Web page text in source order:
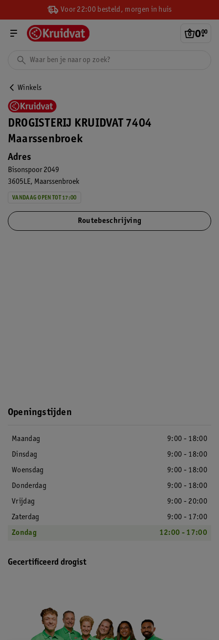
Voor 22:00 besteld, morgen in huis
0.
00
Winkels
DROGISTERIJ KRUIDVAT 7404
Maarssenbroek
Adres
Bisonspoor 2049
3605LE Maarssenbroek
VANDAAG OPEN TOT 17:00
Routebeschrijving
Openingstijden
Maandag
9:00 - 18:00
Dinsdag
9:00 - 18:00
Woensdag
9:00 - 18:00
Donderdag
9:00 - 18:00
Vrijdag
9:00 - 20:00
Zaterdag
9:00 - 17:00
Zondag
12:00 - 17:00
Gecertificeerd drogist